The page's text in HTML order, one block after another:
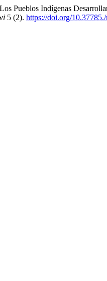
Pueblos Indígenas
5 (2). https://doi.org/